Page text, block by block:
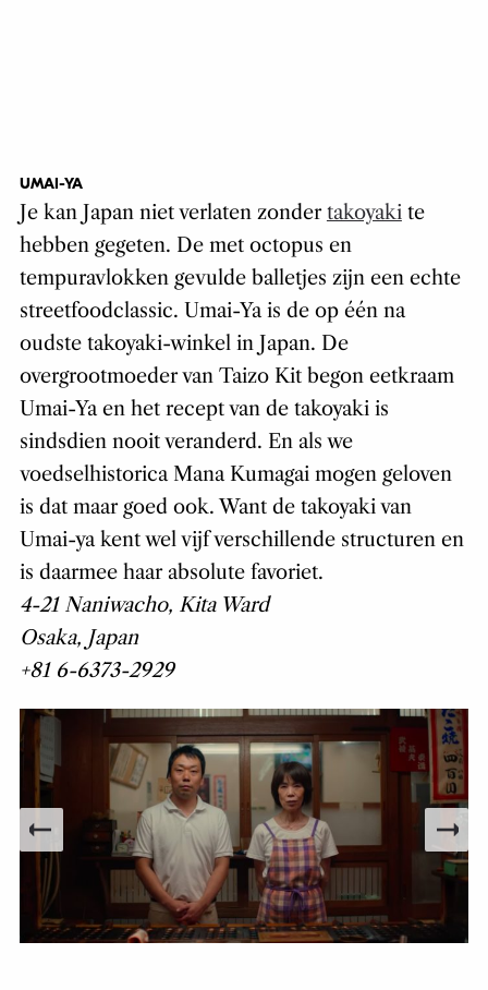
UMAI-YA
Je kan Japan niet verlaten zondertakoyakite
hebben gegeten. De met octopus en
tempuravlokken gevulde balletjes zijn een echte
streetfoodclassic. Umai-Ya is de op één na
oudste takoyaki-winkel in Japan. De
overgrootmoeder van Taizo Kit begon eetkraam
Umai-Ya en het recept van de takoyaki is
sindsdien nooit veranderd. En als we
voedselhistorica Mana Kumagai mogen geloven
is dat maar goed ook. Want de takoyaki van
Umai-ya kent wel vijf verschillende structuren en
is daarmee haar absolute favoriet.
4-21 Naniwacho, Kita Ward
Osaka, Japan
+81 6-6373-2929